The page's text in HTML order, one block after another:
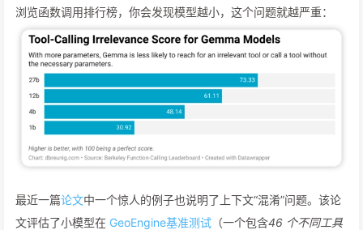
浏览函数调用排行榜，你会发现模型越小，这个问题就越严重：
最近一篇论文中一个惊人的例子也说明了上下文“混淆”问题。该论
文评估了小模型在 GeoEngine基准测试 （一个包含46 个不同工具